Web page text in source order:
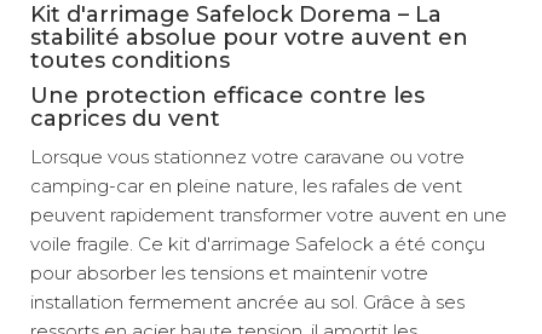
Kit d'arrimage Safelock Dorema – La
stabilité absolue pour votre auvent en
toutes conditions
Une protection efficace contre les
caprices du vent
Lorsque vous stationnez votre caravane ou votre
camping-car en pleine nature, les rafales de vent
peuvent rapidement transformer votre auvent en une
voile fragile. Ce kit d'arrimage Safelock a été conçu
pour absorber les tensions et maintenir votre
installation fermement ancrée au sol. Grâce à ses